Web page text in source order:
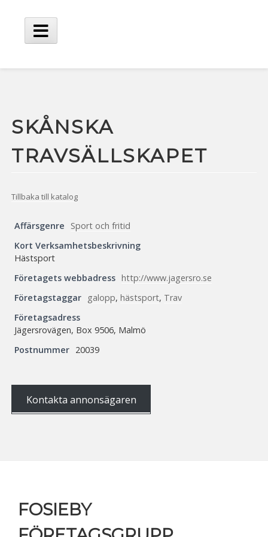
innehåll
Huvudmeny
SKÅNSKA
TRAVSÄLLSKAPET
Tillbaka till katalog
Affärsgenre
Sport och fritid
Kort Verksamhetsbeskrivning
Hästsport
Företagets webbadress http://www.jagersro.se
Företagstaggar
galopp,hästsport, Trav
Företagsadress
Jägersrovägen, Box 9506, Malmö
Postnummer 20039
Kontakta annonsägaren
FOSIEBY